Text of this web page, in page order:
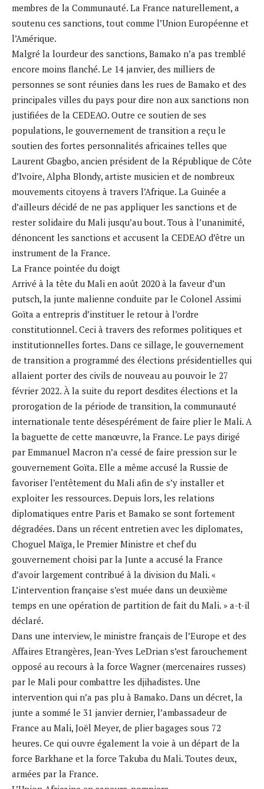
membres de la Communauté. La France naturellement, a
soutenu ces sanctions, tout comme l’Union Européenne et
l’Amérique.
Malgré la lourdeur des sanctions, Bamako n’a pas tremblé
encore moins flanché. Le 14 janvier, des milliers de
personnes se sont réunies dans les rues de Bamako et des
principales villes du pays pour dire non aux sanctions non
justifiées de la CEDEAO. Outre ce soutien de ses
populations, le gouvernement de transition a reçu le
soutien des fortes personnalités africaines telles que
Laurent Gbagbo, ancien président de la République de Côte
d’Ivoire, Alpha Blondy, artiste musicien et de nombreux
mouvements citoyens à travers l’Afrique. La Guinée a
d’ailleurs décidé de ne pas appliquer les sanctions et de
rester solidaire du Mali jusqu’au bout. Tous à l’unanimité,
dénoncent les sanctions et accusent la CEDEAO d’être un
instrument de la France.
La France pointée du doigt
Arrivé à la tête du Mali en août 2020 à la faveur d’un
putsch, la junte malienne conduite par le Colonel Assimi
Goïta a entrepris d’instituer le retour à l’ordre
constitutionnel. Ceci à travers des reformes politiques et
institutionnelles fortes. Dans ce sillage, le gouvernement
de transition a programmé des élections présidentielles qui
allaient porter des civils de nouveau au pouvoir le 27
février 2022. À la suite du report desdites élections et la
prorogation de la période de transition, la communauté
internationale tente désespérément de faire plier le Mali. A
la baguette de cette manœuvre, la France. Le pays dirigé
par Emmanuel Macron n’a cessé de faire pression sur le
gouvernement Goïta. Elle a même accusé la Russie de
favoriser l’entêtement du Mali afin de s’y installer et
exploiter les ressources. Depuis lors, les relations
diplomatiques entre Paris et Bamako se sont fortement
dégradées. Dans un récent entretien avec les diplomates,
Choguel Maïga, le Premier Ministre et chef du
gouvernement choisi par la Junte a accusé la France
d’avoir largement contribué à la division du Mali. «
L’intervention française s’est muée dans un deuxième
temps en une opération de partition de fait du Mali. » a-t-il
déclaré.
Dans une interview, le ministre français de l’Europe et des
Affaires Etrangères, Jean-Yves LeDrian s’est farouchement
opposé au recours à la force Wagner (mercenaires russes)
par le Mali pour combattre les djihadistes. Une
intervention qui n’a pas plu à Bamako. Dans un décret, la
junte a sommé le 31 janvier dernier, l’ambassadeur de
France au Mali, Joël Meyer, de plier bagages sous 72
heures. Ce qui ouvre également la voie à un départ de la
force Barkhane et la force Takuba du Mali. Toutes deux,
armées par la France.